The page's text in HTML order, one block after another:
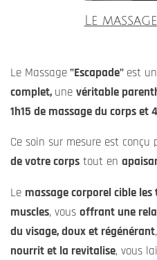
Le
Le Massage"Escapade" est un
complet, une véritable
1h15 de massage du corps et
Ce soin sur mesure est conçu
de votre corps tout en
Le massage corporel cible
muscles, vous offrant une
du visage, doux et régénérant,
nourrit et la revitalise, vous